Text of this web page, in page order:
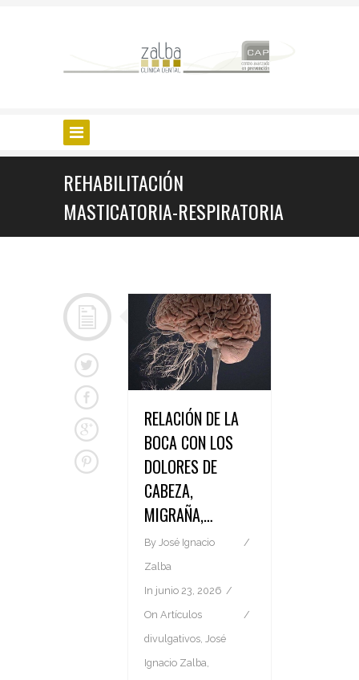
REHABILITACIÓN
MASTICATORIA-RESPIRATORIA
RELACIÓN DE LA
BOCA CON LOS
DOLORES DE
CABEZA,
MIGRAÑA,…
By José Ignacio
Zalba
In junio 23, 2026
On Artículos
divulgativos, José
Ignacio Zalba,